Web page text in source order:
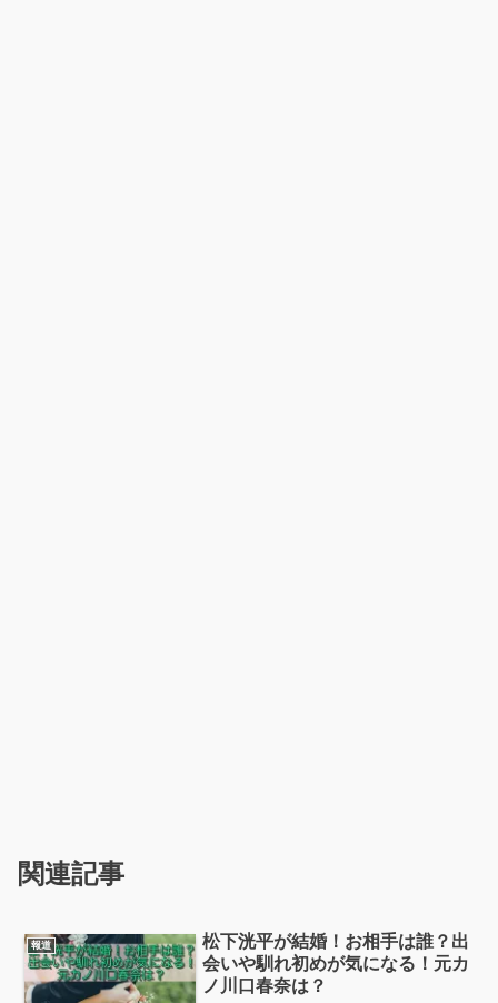
関連記事
報道
松下洸平が結婚！お相手は誰？出
会いや馴れ初めが気になる！元カ
ノ川口春奈は？